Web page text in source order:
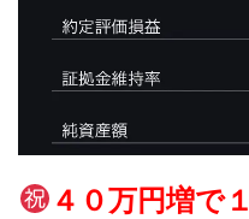
４０万円増で１